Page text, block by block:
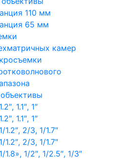
110 мм
65 мм
камер
1.1″, 1″
1.1″, 1″
2/3, 1/1.7″
2/3, 1/1.7″
1/2″, 1/2.5″, 1/3″